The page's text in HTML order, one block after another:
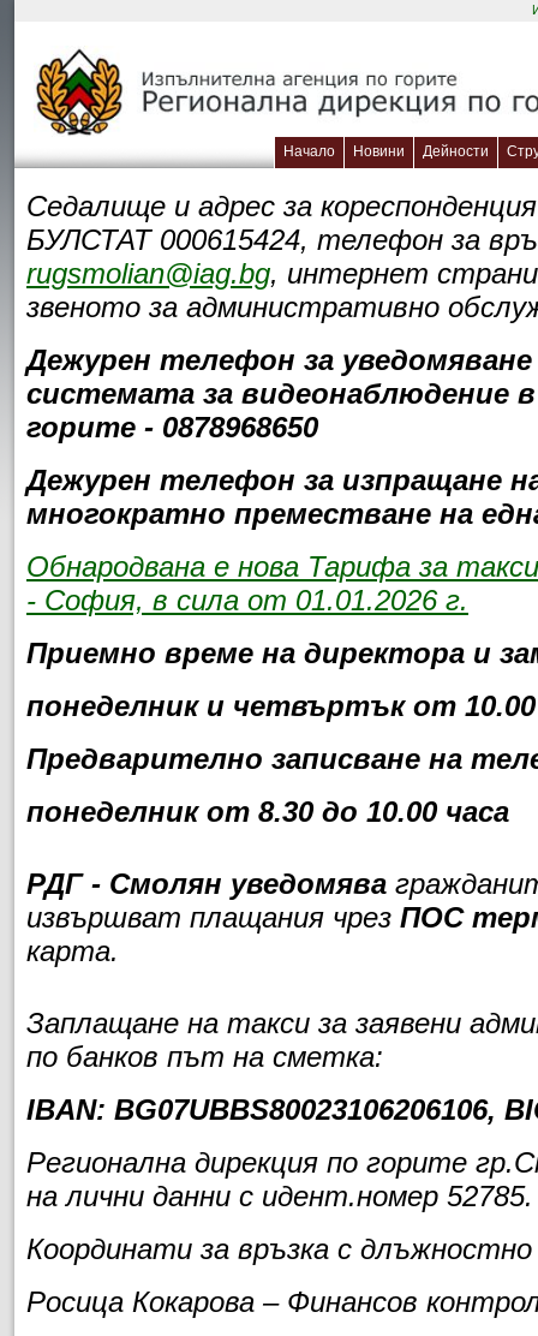
Начало Новини Дейности
Седалище и адрес за
БУЛСТАТ 000615424, телефон за
rugsmolian@iag.bg, интернет
звеното за административно
Дежурен телефон за
системата за видеонаблюдение
горите - 0878968650
Дежурен телефон за изпращане
многократно преместване на
Обнародвана е нова Тарифа за
- София, в сила от 01.01.2026 г.
Приемно време на директора и
понеделник и четвъртък от 10.00
Предварително записване на
понеделник от 8.30 до 10.00 часа
РДГ - Смолян уведомява
извършват плащания чрез ПОС
карта.
Заплащане на такси за заявени
по банков път на сметка:
IBAN: BG07UBBS80023106206106,
Регионална дирекция по горите
на лични данни с идент.номер 52785.
Координати за връзка с
Росица Кокарова – Финансов